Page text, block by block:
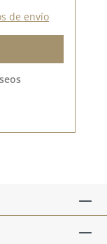
de envío